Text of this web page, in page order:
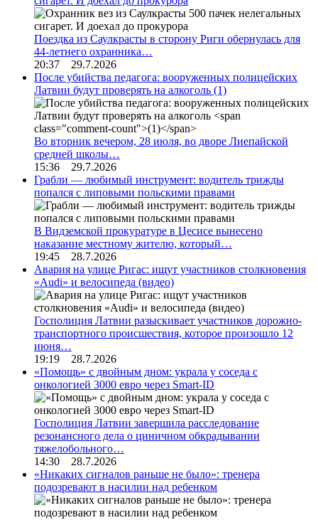
Поездка из Саулкрасты в сторону Риги обернулась для
44-летнего охранника…
20:37 29.7.2026
После убийства педагога: вооруженных полицейских
Латвии будут проверять на алкоголь (1)
Во вторник вечером, 28 июля, во дворе Лиепайской
средней школы…
15:36 29.7.2026
Грабли — любимый инструмент: водитель трижды
попался с липовыми польскими правами
В Видземской прокуратуре в Цесисе вынесено
наказание местному жителю, который…
19:45 28.7.2026
Авария на улице Ригас: ищут участников столкновения
«Audi» и велосипеда (видео)
Госполиция Латвии разыскивает участников дорожно-
транспортного происшествия, которое произошло 12
июня…
19:19 28.7.2026
«Помощь» с двойным дном: украла у соседа с
онкологией 3000 евро через Smart-ID
Госполиция Латвии завершила расследование
резонансного дела о циничном обкрадывании
тяжелобольного…
14:30 28.7.2026
«Никаких сигналов раньше не было»: тренера
подозревают в насилии над ребенком